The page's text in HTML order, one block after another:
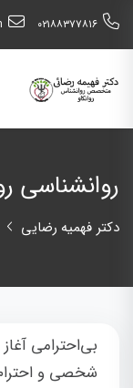
٠٢١٨٨٣٧٧٨١٦
روانشناسی
دکتر فهمیه رضایی
بی‌احترامی
شخصی و